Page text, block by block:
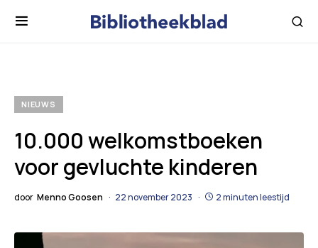
NIEUWS
10.000 welkomstboeken
voor gevluchte kinderen
door Menno Goosen 22 november 2023 2 minuten leestijd